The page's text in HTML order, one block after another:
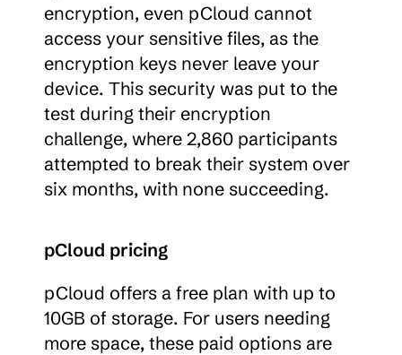
encryption, even pCloud cannot
access your sensitive files, as the
encryption keys never leave your
device. This security was put to the
test during their encryption
challenge, where 2,860 participants
attempted to break their system over
six months, with none succeeding.
pCloud pricing
pCloud offers a free plan with up to
10GB of storage. For users needing
more space, these paid options are